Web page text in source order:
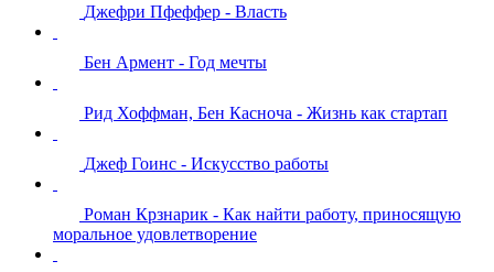
Джефри Пфеффер - Власть
Бен Армент - Год мечты
Рид Хоффман, Бен Касноча - Жизнь как стартап
Джеф Гоинс - Искусство работы
Роман Крзнарик - Как найти работу, приносящую
моральное удовлетворение